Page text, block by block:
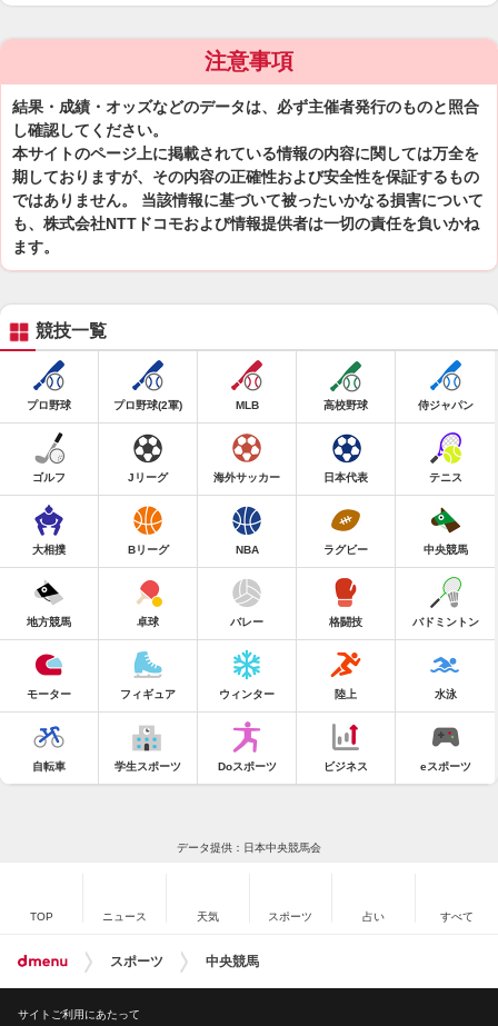
注意事項
結果・成績・オッズなどのデータは、必ず主催者発行のものと照合
し確認してください。
本サイトのページ上に掲載されている情報の内容に関しては万全を
期しておりますが、その内容の正確性および安全性を保証するもの
ではありません。 当該情報に基づいて被ったいかなる損害について
も、株式会社NTTドコモおよび情報提供者は一切の責任を負いかね
ます。
競技一覧
プロ野球 プロ野球(2軍) MLB 高校野球 侍ジャパン
ゴルフ Jリーグ 海外サッカー 日本代表 テニス
大相撲 Bリーグ NBA ラグビー 中央競馬
地方競馬 卓球 バレー 格闘技 バドミントン
モーター フィギュア ウィンター 陸上 水泳
自転車 学生スポーツ Doスポーツ ビジネス eスポーツ
データ提供：日本中央競馬会
TOP ニュース 天気 スポーツ 占い すべて
スポーツ 中央競馬
サイトご利用にあたって